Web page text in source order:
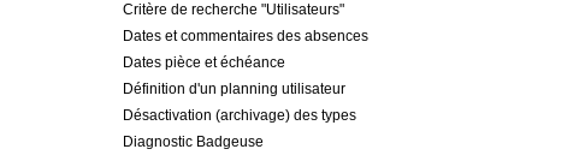
Critère de recherche "Utilisateurs"
Dates et commentaires des absences
Dates pièce et échéance
Définition d'un planning utilisateur
Désactivation (archivage) des types
Diagnostic Badgeuse